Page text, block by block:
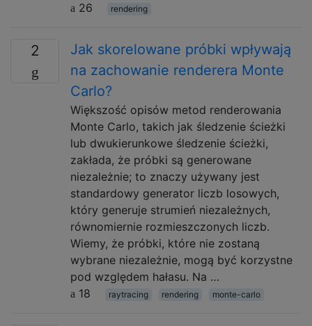
26
rendering
2
Jak skorelowane próbki wpływają
na zachowanie renderera Monte
Carlo?
Większość opisów metod renderowania
Monte Carlo, takich jak śledzenie ścieżki
lub dwukierunkowe śledzenie ścieżki,
zakłada, że ​​próbki są generowane
niezależnie; to znaczy używany jest
standardowy generator liczb losowych,
który generuje strumień niezależnych,
równomiernie rozmieszczonych liczb.
Wiemy, że próbki, które nie zostaną
wybrane niezależnie, mogą być korzystne
pod względem hałasu. Na …
18
raytracing rendering monte-carlo